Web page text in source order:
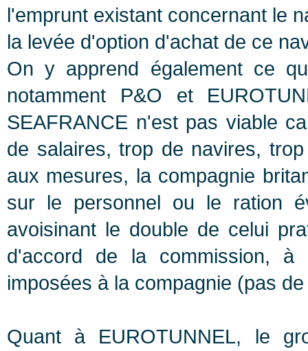
l'emprunt existant concernant le
la levée d'option d'achat de ce
On y apprend également ce
notamment P&O et
SEAFRANCE n'est pas viable
de salaires, trop de navires,
aux mesures, la compagnie
sur le personnel ou le ration
avoisinant le double de celui
d'accord de la commission,
imposées à la compagnie (pas
Quant à EUROTUNNEL, le